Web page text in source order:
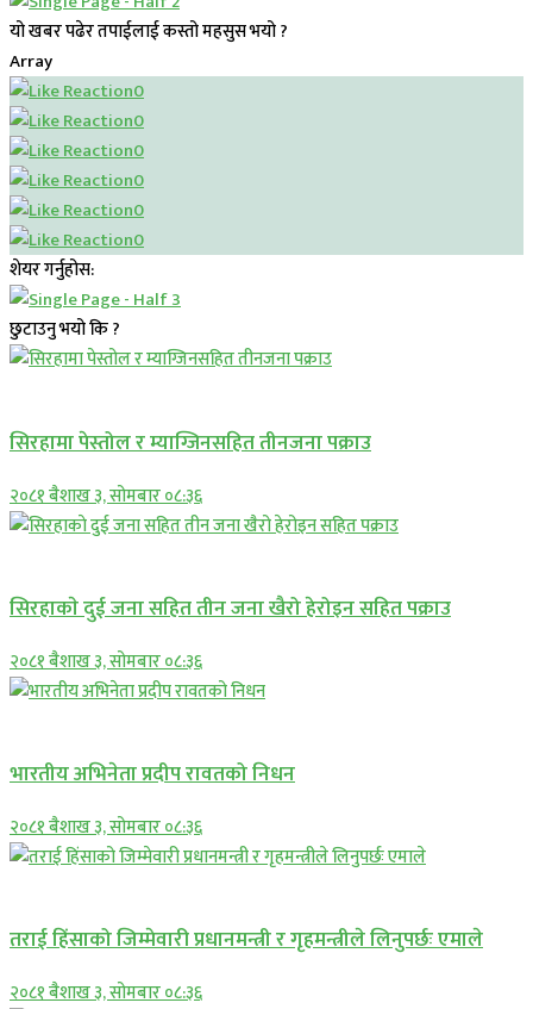
यो खबर पढेर तपाईलाई कस्तो महसुस भयो ?
Array
0
0
0
0
0
0
शेयर गर्नुहोस:
छुटाउनु भयो कि ?
सिरहामा पेस्तोल र म्याग्जिनसहित तीनजना पक्राउ
२०८१ बैशाख ३, सोमबार ०८:३६
सिरहाकाे दुई जना सहित तीन जना खैरो हेरोइन सहित पक्राउ
२०८१ बैशाख ३, सोमबार ०८:३६
भारतीय अभिनेता प्रदीप रावतको निधन
२०८१ बैशाख ३, सोमबार ०८:३६
तराई हिंसाको जिम्मेवारी प्रधानमन्त्री र गृहमन्त्रीले लिनुपर्छः एमाले
२०८१ बैशाख ३, सोमबार ०८:३६